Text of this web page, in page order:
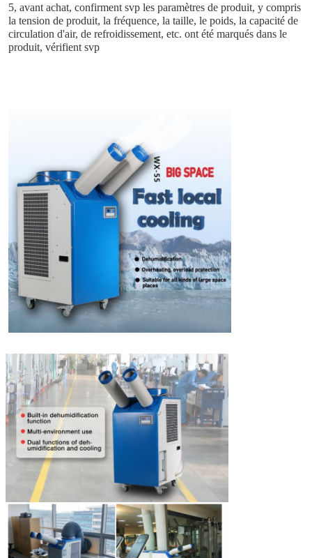
5, avant achat, confirment svp les paramètres de produit, y compris
la tension de produit, la fréquence, la taille, le poids, la capacité de
circulation d'air, de refroidissement, etc. ont été marqués dans le
produit, vérifient svp